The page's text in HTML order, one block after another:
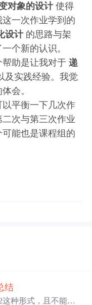
对象的设计使得
一次作业学到的
设计的思路与架
个新的认识。
帮助是让我对于递
及实践经验。我觉
会。
平衡一下几次作
次与第三次作业
能也是课程组的
结
种形式，且不能互